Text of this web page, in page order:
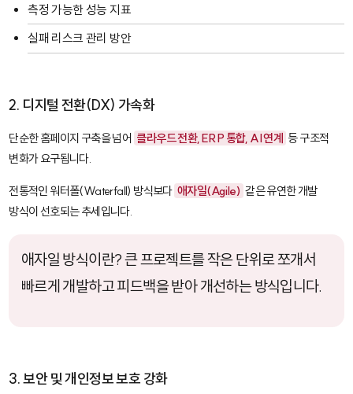
측정 가능한 성능 지표
실패 리스크 관리 방안
2. 디지털 전환(DX) 가속화
단순한 홈페이지 구축을 넘어 클라우드 전환, ERP 통합, AI 연계 등 구조적
변화가 요구됩니다.
전통적인 워터폴(Waterfall) 방식보다 애자일(Agile) 같은 유연한 개발
방식이 선호되는 추세입니다.
애자일 방식이란? 큰 프로젝트를 작은 단위로 쪼개서
빠르게 개발하고 피드백을 받아 개선하는 방식입니다.
3. 보안 및 개인정보 보호 강화